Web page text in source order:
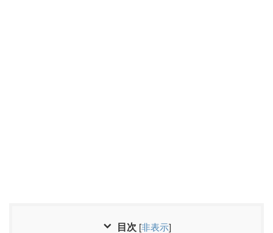
目次 [非表示]